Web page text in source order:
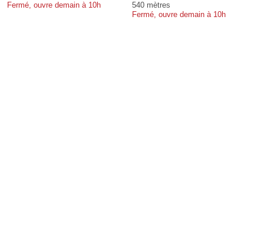
Fermé, ouvre demain à 10h
540 mètres
Fermé, ouvre demain à 10h